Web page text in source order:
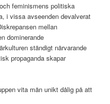
feminismens politiska
i vissa avseenden devalverat
mellan
dominerande
ständigt närvarande
propaganda skapar
vita män unikt dålig på att